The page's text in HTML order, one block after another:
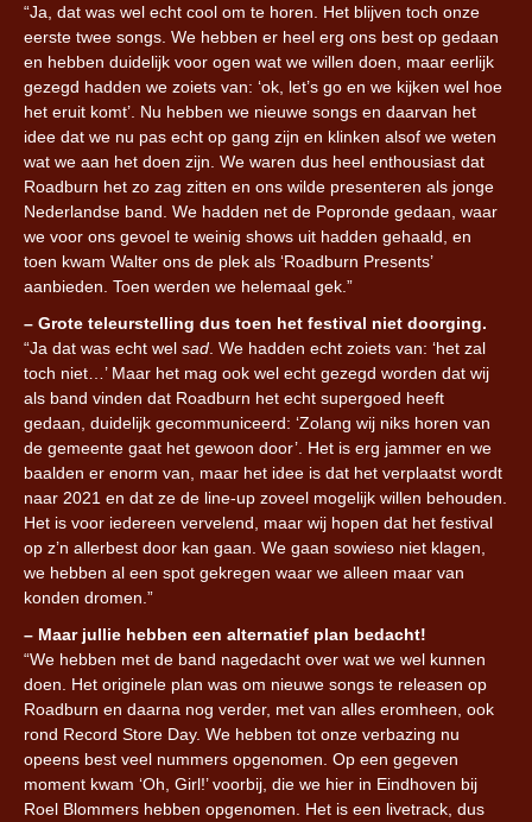
“Ja, dat was wel echt cool om te horen. Het blijven toch onze
eerste twee songs. We hebben er heel erg ons best op gedaan
en hebben duidelijk voor ogen wat we willen doen, maar eerlijk
gezegd hadden we zoiets van: ‘ok, let’s go en we kijken wel hoe
het eruit komt’. Nu hebben we nieuwe songs en daarvan het
idee dat we nu pas echt op gang zijn en klinken alsof we weten
wat we aan het doen zijn. We waren dus heel enthousiast dat
Roadburn het zo zag zitten en ons wilde presenteren als jonge
Nederlandse band. We hadden net de Popronde gedaan, waar
we voor ons gevoel te weinig shows uit hadden gehaald, en
toen kwam Walter ons de plek als ‘Roadburn Presents’
aanbieden. Toen werden we helemaal gek.”
– Grote teleurstelling dus toen het festival niet doorging.
“Ja dat was echt wel sad . We hadden echt zoiets van: ‘het zal
toch niet…’ Maar het mag ook wel echt gezegd worden dat wij
als band vinden dat Roadburn het echt supergoed heeft
gedaan, duidelijk gecommuniceerd: ‘Zolang wij niks horen van
de gemeente gaat het gewoon door’. Het is erg jammer en we
baalden er enorm van, maar het idee is dat het verplaatst wordt
naar 2021 en dat ze de line-up zoveel mogelijk willen behouden.
Het is voor iedereen vervelend, maar wij hopen dat het festival
op z’n allerbest door kan gaan. We gaan sowieso niet klagen,
we hebben al een spot gekregen waar we alleen maar van
konden dromen.”
– Maar jullie hebben een alternatief plan bedacht!
“We hebben met de band nagedacht over wat we wel kunnen
doen. Het originele plan was om nieuwe songs te releasen op
Roadburn en daarna nog verder, met van alles eromheen, ook
rond Record Store Day. We hebben tot onze verbazing nu
opeens best veel nummers opgenomen. Op een gegeven
moment kwam ‘Oh, Girl!’ voorbij, die we hier in Eindhoven bij
Roel Blommers hebben opgenomen. Het is een livetrack, dus